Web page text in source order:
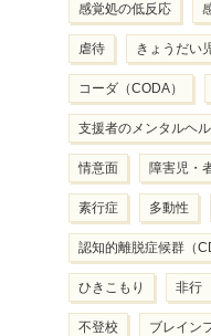
感覚処の低反応
虐待 きょうだい
コーダ（CODA）
支援者のメンタルヘ
情意面 障害児・
素行症 多動性
認知的離脱症候群（
ひきこもり 非行
不登校 ブレイン